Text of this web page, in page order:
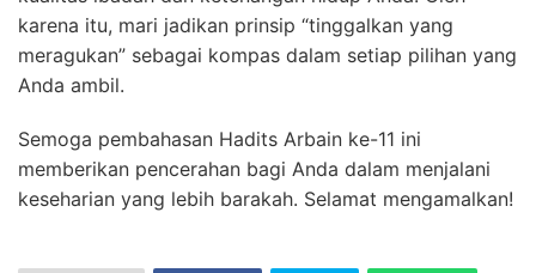
karena itu, mari jadikan prinsip “tinggalkan yang
meragukan” sebagai kompas dalam setiap pilihan yang
Anda ambil.
Semoga pembahasan Hadits Arbain ke-11 ini
memberikan pencerahan bagi Anda dalam menjalani
keseharian yang lebih barakah. Selamat mengamalkan!